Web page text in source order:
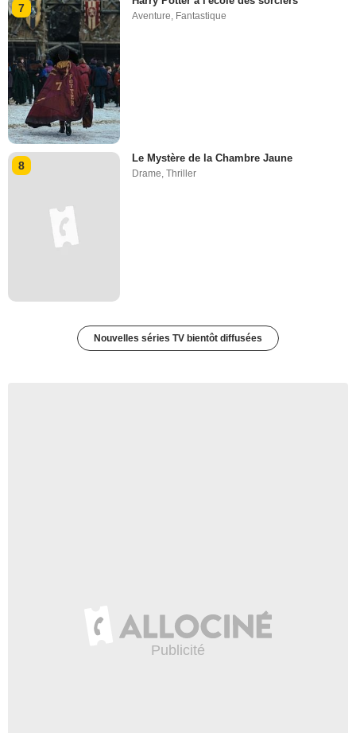
7
Aventure Fantastique
8
Le Mystère de la Chambre Jaune
Drame,Thriller
Nouvelles séries TV bientôt diffusées